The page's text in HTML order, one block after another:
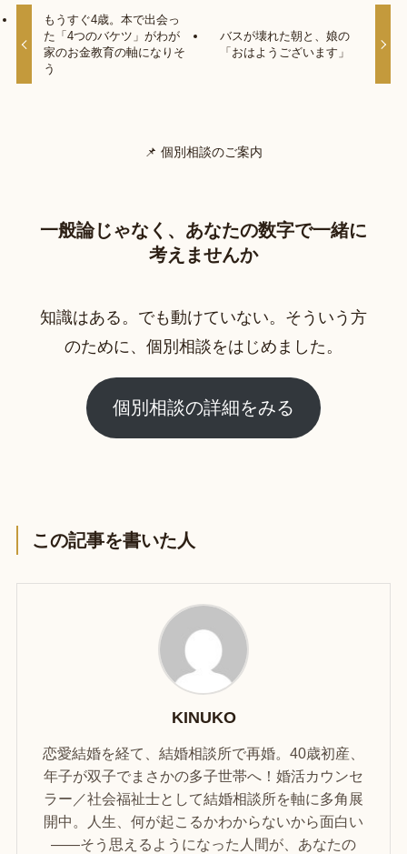
もうすぐ4歳。本で出会っ
た「4つのバケツ」がわが
家のお金教育の軸になりそ
う
バスが壊れた朝と、娘の
「おはようございます」
📌 個別相談のご案内
一般論じゃなく、あなたの数字で一緒に
考えませんか
知識はある。でも動けていない。そういう方
のために、個別相談をはじめました。
個別相談の詳細をみる
この記事を書いた人
KINUKO
恋愛結婚を経て、結婚相談所で再婚。40歳初産、
年子が双子でまさかの多子世帯へ！婚活カウンセ
ラー／社会福祉士として結婚相談所を軸に多角展
開中。人生、何が起こるかわからないから面白い
——そう思えるようになった人間が、あなたの